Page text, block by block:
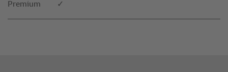
Premium ✓